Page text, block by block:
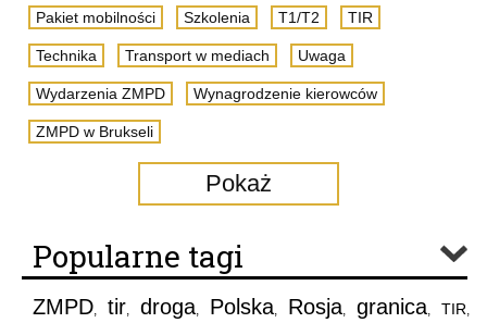
Pakiet mobilności Szkolenia T1/T2 TIR
Technika Transport w mediach Uwaga
Wydarzenia ZMPD Wynagrodzenie kierowców
ZMPD w Brukseli
Pokaż
Popularne tagi
ZMPD, tir, droga, Polska, Rosja, granica, TIR,